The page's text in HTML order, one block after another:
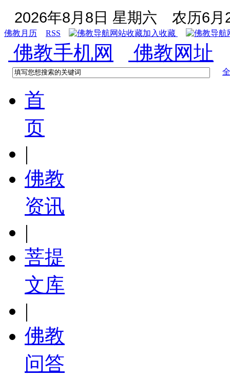
2026年8月8日 星期六 农历6月
佛教月历 RSS 加入收藏
佛教手机网 佛教网址
首
页
|
佛教
资讯
|
菩提
文库
|
佛教
问答